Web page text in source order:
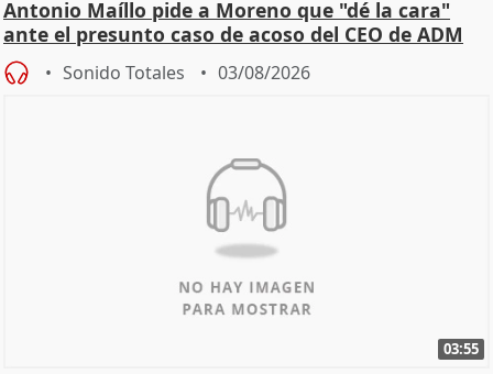
Antonio Maíllo pide a Moreno que "dé la cara"
ante el presunto caso de acoso del CEO de ADM
Sonido Totales 03/08/2026
03:55